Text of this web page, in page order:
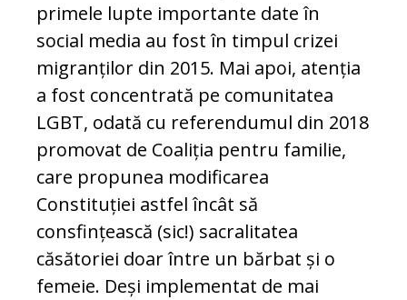
primele lupte importante date în
social media au fost în timpul crizei
migranților din 2015. Mai apoi, atenția
a fost concentrată pe comunitatea
LGBT, odată cu referendumul din 2018
promovat de Coaliția pentru familie,
care propunea modificarea
Constituției astfel încât să
consfințească (sic!) sacralitatea
căsătoriei doar între un bărbat și o
femeie. Deși implementat de mai